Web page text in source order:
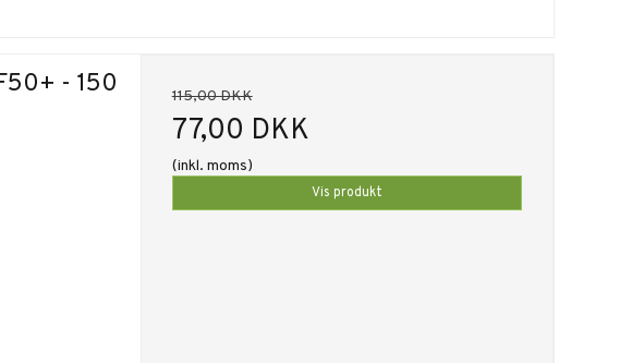
- 150
115,00 DKK
77,00 DKK
(inkl. moms)
Vis produkt